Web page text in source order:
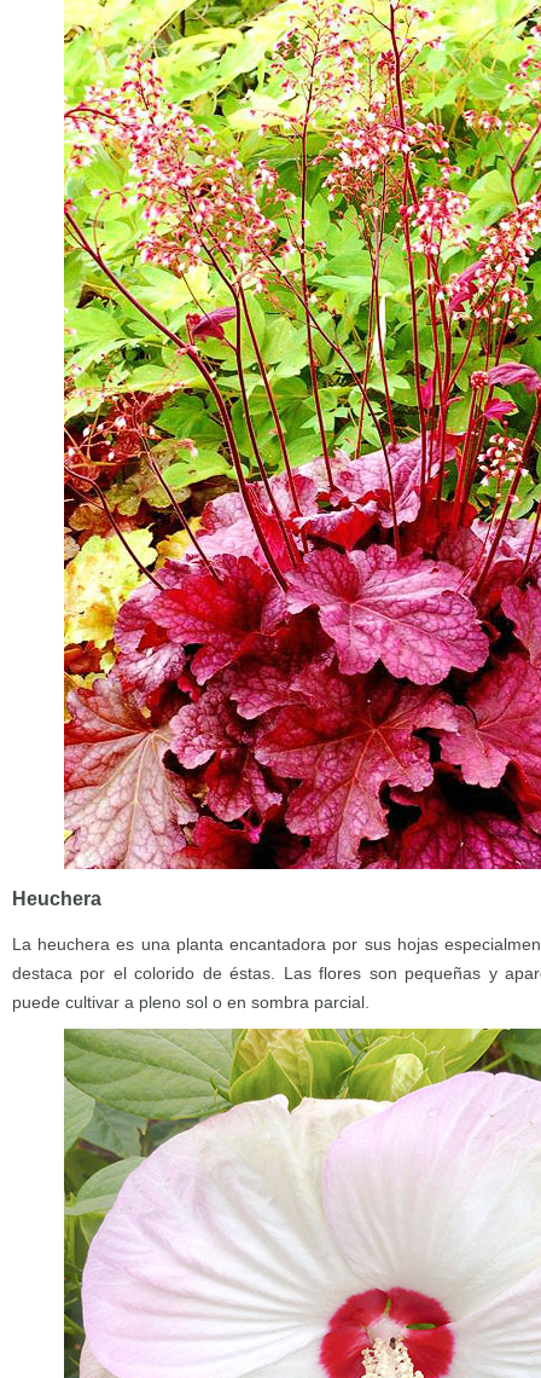
Heuchera
La heuchera es una planta encantadora por sus hojas
destaca por el colorido de éstas. Las flores son pequeñas y
puede cultivar a pleno sol o en sombra parcial.